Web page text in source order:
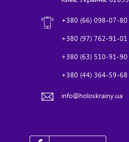
+380 (66) 098-07-80
+380 (97) 762-91-01
+380 (63) 510-91-90
+380 (44) 364-59-68
info@holoskrainy.ua